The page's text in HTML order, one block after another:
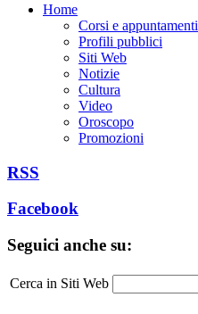
Home
Corsi e appuntamenti
Profili pubblici
Siti Web
Notizie
Cultura
Video
Oroscopo
Promozioni
RSS
Facebook
Seguici anche su:
Cerca in Siti Web